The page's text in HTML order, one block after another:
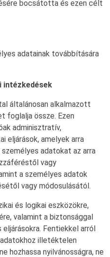
bocsátotta és ezen célt
adatainak továbbítására
intézkedések
általánosan alkalmazott
foglalja össze. Ezen
adminisztratív,
eljárások, amelyek arra
adatokat az arra
vagy
a személyes adatok
vagy módosulásától.
és logikai eszközökre,
valamint a biztonsággal
Fentiekkel arról
illetéktelen
hozhassa nyilvánosságra, ne